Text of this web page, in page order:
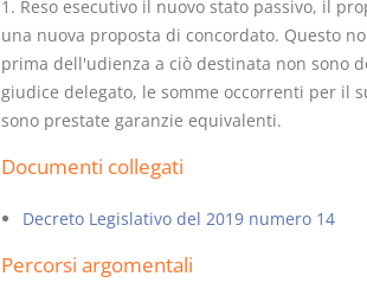
1. Reso esecutivo il nuovo stato passivo, il
una nuova proposta di concordato. Questo
prima dell'udienza a ciò destinata non sono
giudice delegato, le somme occorrenti per il
sono prestate garanzie equivalenti.
Documenti collegati
Decreto Legislativo del 2019 numero 14
Percorsi argomentali
Rapporto e
relazione giuridica
(iva incl.)